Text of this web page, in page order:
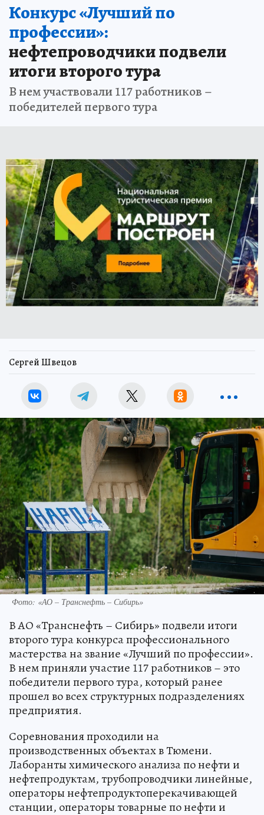
Конкурс «Лучший по
профессии»:
нефтепроводчики подвели
итоги второго тура
В нем участвовали 117 работников –
победителей первого тура
Сергей Швецов
Фото: «АО – Транснефть – Сибирь»
В АО «Транснефть – Сибирь» подвели итоги
второго тура конкурса профессионального
мастерства на звание «Лучший по профессии».
В нем приняли участие 117 работников – это
победители первого тура, который ранее
прошел во всех структурных подразделениях
предприятия.
Соревнования проходили на
производственных объектах в Тюмени.
Лаборанты химического анализа по нефти и
нефтепродуктам, трубопроводчики линейные,
операторы нефтепродуктоперекачивающей
станции, операторы товарные по нефти и